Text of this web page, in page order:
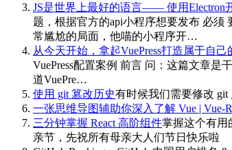
JS是世界上最好的语言—— 使用Electron
题，根据官方的api小程序想要发布 必须
常尴尬的局面，他喵的小程序开…
从今天开始，拿起VuePress打造属于自己
VuePress配置案例 前言 问：这篇文章
道VuePre…
使用 git 篡改历史有时候我们需要修改 git
一张思维导图辅助你深入了解 Vue | Vue-
三分钟掌握 React 高阶组件掌握这个有用
亲节，先祝所有母亲大人们节日快乐啦